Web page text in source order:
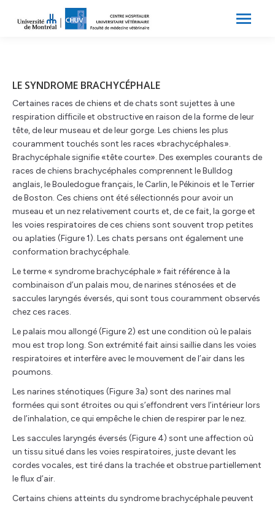
LE SYNDROME BRACHYCÉPHALE
Certaines races de chiens et de chats sont sujettes à une
respiration difficile et obstructive en raison de la forme de leur
tête, de leur museau et de leur gorge. Les chiens les plus
couramment touchés sont les races «brachycéphales».
Brachycéphale signifie «tête courte». Des exemples courants de
races de chiens brachycéphales comprennent le Bulldog
anglais, le Bouledogue français, le Carlin, le Pékinois et le Terrier
de Boston. Ces chiens ont été sélectionnés pour avoir un
museau et un nez relativement courts et, de ce fait, la gorge et
les voies respiratoires de ces chiens sont souvent trop petites
ou aplaties (Figure 1). Les chats persans ont également une
conformation brachycéphale.
Le terme « syndrome brachycéphale » fait référence à la
combinaison d’un palais mou, de narines sténosées et de
saccules laryngés éversés, qui sont tous couramment observés
chez ces races.
Le palais mou allongé (Figure 2) est une condition où le palais
mou est trop long. Son extrémité fait ainsi saillie dans les voies
respiratoires et interfère avec le mouvement de l’air dans les
poumons.
Les narines sténotiques (Figure 3a) sont des narines mal
formées qui sont étroites ou qui s’effondrent vers l’intérieur lors
de l’inhalation, ce qui empêche le chien de respirer par le nez.
Les saccules laryngés éversés (Figure 4) sont une affection où
un tissu situé dans les voies respiratoires, juste devant les
cordes vocales, est tiré dans la trachée et obstrue partiellement
le flux d’air.
Certains chiens atteints du syndrome brachycéphale peuvent